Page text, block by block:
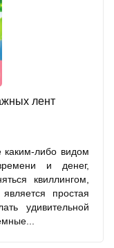
лент
каким-либо видом
и денег,
квиллингом,
простая
удивительной